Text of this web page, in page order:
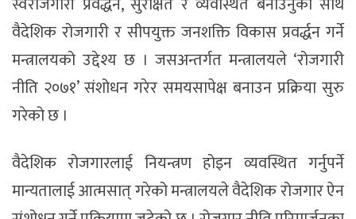
वैदेशिक रोजगारी र सीपयुक्त जनशक्ति विकास प्रवर्द्धन गर्ने
मन्त्रालयको उद्देश्य छ । जसअन्तर्गत मन्त्रालयले ‘रोजगारी
नीति २०७१’ संशोधन गरेर समयसापेक्ष बनाउन प्रक्रिया सुरु
गरेको छ ।
वैदेशिक रोजगारलाई नियन्त्रण होइन व्यवस्थित गर्नुपर्ने
मान्यतालाई आत्मसात् गरेको मन्त्रालयले वैदेशिक रोजगार ऐन